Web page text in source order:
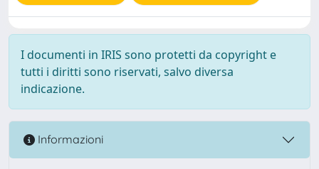
I documenti in IRIS sono protetti da copyright e
tutti i diritti sono riservati, salvo diversa
indicazione.
Informazioni